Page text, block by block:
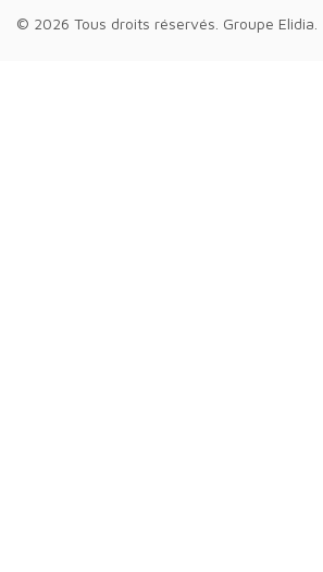
© 2026 Tous droits réservés. Groupe Elidia